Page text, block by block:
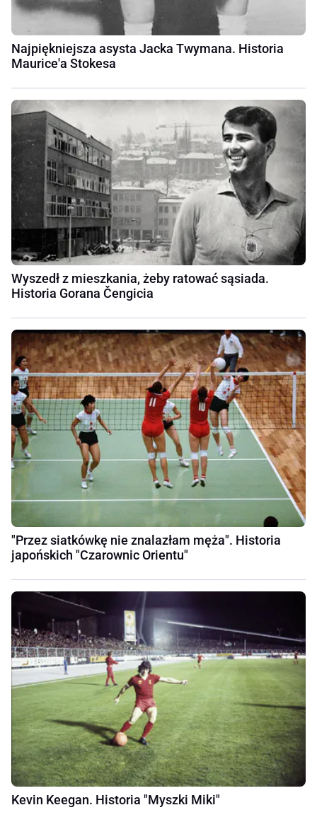
Najpiękniejsza asysta Jacka Twymana. Historia
Maurice'a Stokesa
Wyszedł z mieszkania, żeby ratować sąsiada.
Historia Gorana Čengicia
"Przez siatkówkę nie znalazłam męża". Historia
japońskich "Czarownic Orientu"
Kevin Keegan. Historia "Myszki Miki"